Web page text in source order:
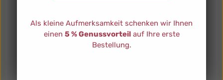
Als kleine Aufmerksamkeit schenken wir Ihnen
einen 5 % Genussvorteilauf Ihre erste
Bestellung.